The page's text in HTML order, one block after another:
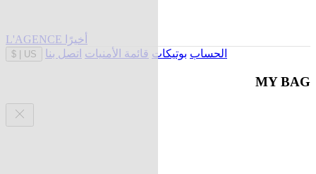
L'AGENCE أخيرًا
US
$ الحساب بوتيكات قائمة الأمنيات اتصل بنا
MY BAG